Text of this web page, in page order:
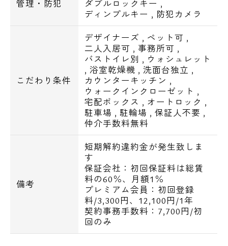
■TVモニター付インターホン
■システムキッチン、ガスコンロ
■追い焚き機能付バス
■浴室換気乾燥機
■ウォシュレット
■独立洗面化粧台
■インターネット
月額：44,000～47,500円
管理・防犯
ダブルロックキー ,
ディンプルキー , 防犯カメラ
こだわり条件
デザイナーズ , ペット可 ,
二人入居可 ,事務所可 ,
バストイレ別 , ウォシュレット
, 浴室乾燥機 , 洗面台独立 ,
カウンターキッチン ,
ウォークインクローゼット ,
宅配ボックス , オートロック ,
駐車場 , 駐輪場 , 保証人不要 ,
仲介手数料無料
備考
短期解約違約金が発生致しま
す
保証会社：初回保証料は総賃
料の60％、月額1％
プレミアム会員：初回登録
料/3,300円、12,100円/1年
契約事務手数料：7,700円/初
回のみ
営業時間 10：00～18：00
メールでお問い合わせ
お問い合わせ